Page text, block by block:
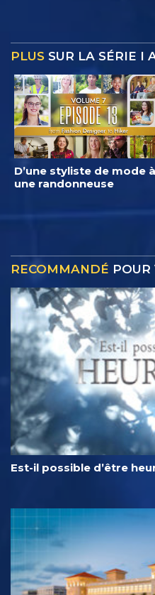
PLUS SUR LA SÉRIE I
D’une styliste de mode à
une randonneuse
RECOMMANDÉ POUR
Est-il possible d’être